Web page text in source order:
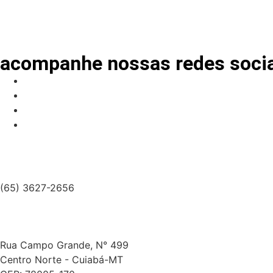
acompanhe nossas redes
(65) 3627-2656
Rua Campo Grande, N° 499
Centro Norte - Cuiabá-MT